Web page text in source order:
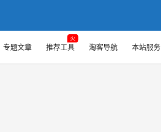
专题文章 推荐工具
火
淘客导航 本站服务